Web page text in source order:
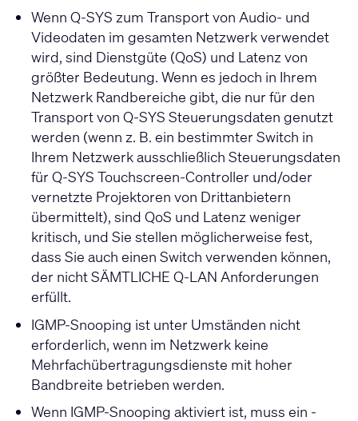
Wenn Q-SYS zum Transport von Audio- und
Videodaten im gesamten Netzwerk verwendet
wird, sind Dienstgüte (QoS) und Latenz von
größter Bedeutung. Wenn es jedoch in Ihrem
Netzwerk Randbereiche gibt, die nur für den
Transport von Q-SYS Steuerungsdaten genutzt
werden (wenn z. B. ein bestimmter Switch in
Ihrem Netzwerk ausschließlich Steuerungsdaten
für Q-SYS Touchscreen-Controller und/oder
vernetzte Projektoren von Drittanbietern
übermittelt), sind QoS und Latenz weniger
kritisch, und Sie stellen möglicherweise fest,
dass Sie auch einen Switch verwenden können,
der nicht SÄMTLICHE Q-LAN Anforderungen
erfüllt.
IGMP-Snooping ist unter Umständen nicht
erforderlich, wenn im Netzwerk keine
Mehrfachübertragungsdienste mit hoher
Bandbreite betrieben werden.
Wenn IGMP-Snooping aktiviert ist, muss ein -